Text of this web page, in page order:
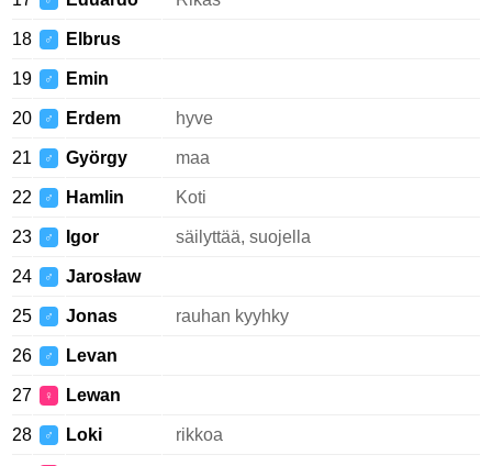
18 ♂ Elbrus
19 ♂ Emin
20 ♂ Erdem hyve
21 ♂ György maa
22 ♂ Hamlin Koti
23 ♂ Igor säilyttää, suojella
24 ♂ Jarosław
25 ♂ Jonas rauhan kyyhky
26 ♂ Levan
27 ♀ Lewan
28 ♂ Loki rikkoa